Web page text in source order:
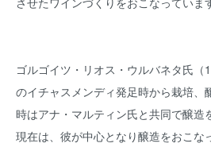
ゴルゴイツ・リオス・ウルバネタ氏
のイチャスメンディ発足時から栽培、
時はアナ・マルティン氏と共同で醸造
現在は、彼が中心となり醸造をおこな